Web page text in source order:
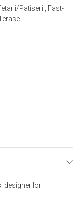
Patiserii, Fast-
designerilor.